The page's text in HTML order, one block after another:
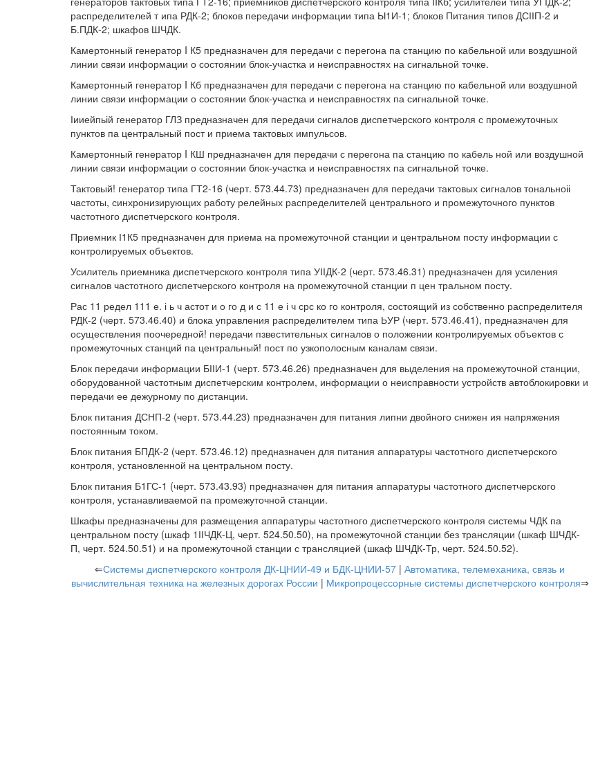
распределителей т ипа РДК-2; блоков передачи информации типа Ы1И-1; блоков Питания типов ДСІІП-2 и
Б.ПДК-2; шкафов ШЧДК.
Камертонный генератор I К5 предназначен для передачи с перегона па станцию по кабельной или воздушной
линии связи информации о состоянии блок-участка и неисправностях на сигнальной точке.
Камертонный генератор I Кб предназначен для передачи с перегона на станцию по кабельной или воздушной
линии связи информации о состоянии блок-участка и неисправностях па сигнальной точке.
Іииейпьій генератор ГЛЗ предназначен для передачи сигналов диспетчерского контроля с промежуточных
пунктов па центральный пост и приема тактовых импульсов.
Камертонный генератор I КШ предназначен для передачи с перегона па станцию по кабель ной или воздушной
линии связи информации о состоянии блок-участка и неисправностях па сигнальной точке.
Тактовый! генератор типа ГТ2-16 (черт. 573.44.73) предназначен для передачи тактовых сигналов тональноіі
частоты, синхронизирующих работу релейных распределителей центрального и промежуточного пунктов
частотного диспетчерского контроля.
Приемник І1К5 предназначен для приема на промежуточной станции и центральном посту информации с
контролируемых объектов.
Усилитель приемника диспетчерского контроля типа УІІДК-2 (черт. 573.46.31) предназначен для усиления
сигналов частотного диспетчерского контроля на промежуточной станции п цен тральном посту.
Рас 11 редел 111 е. і ь ч астот и о го д и с 11 е і ч срс ко го контроля, состоящий из собственно распределителя
РДК-2 (черт. 573.46.40) и блока управления распределителем типа ЬУР (черт. 573.46.41), предназначен для
осуществления поочередной! передачи пзвестительных сигналов о положении контролируемых объектов с
промежуточных станций па центральный! пост по узкополосным каналам связи.
Блок передачи информации БІІИ-1 (черт. 573.46.26) предназначен для выделения на промежуточной станции,
оборудованной частотным диспетчерским контролем, информации о неисправности устройств автоблокировки и
передачи ее дежурному по дистанции.
Блок питания ДСНП-2 (черт. 573.44.23) предназначен для питания липни двойного снижен ия напряжения
постоянным током.
Блок питания БПДК-2 (черт. 573.46.12) предназначен для питания аппаратуры частотного диспетчерского
контроля, установленной на центральном посту.
Блок питания Б1ГС-1 (черт. 573.43.93) предназначен для питания аппаратуры частотного диспетчерского
контроля, устанавливаемой па промежуточной станции.
Шкафы предназначены для размещения аппаратуры частотного диспетчерского контроля системы ЧДК па
центральном посту (шкаф 1ІІЧДК-Ц, черт. 524.50.50), на промежуточной станции без трансляции (шкаф ШЧДК-
П, черт. 524.50.51) и на промежуточной станции с трансляцией (шкаф ШЧДК-Тр, черт. 524.50.52).
⇐Системы диспетчерского контроля ДК-ЦНИИ-49 и БДК-ЦНИИ-57 | Автоматика, телемеханика, связь и
вычислительная техника на железных дорогах России | Микропроцессорные системы диспетчерского контроля⇒